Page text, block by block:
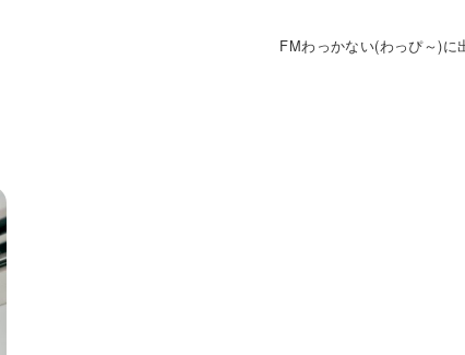
FMわっかない(わっぴ～)に